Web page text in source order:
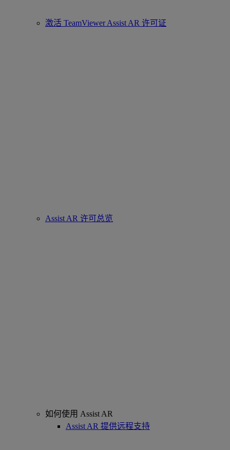
激活 TeamViewer Assist AR 许可证
Assist AR 许可总览
如何使用 Assist AR
Assist AR 提供远程支持